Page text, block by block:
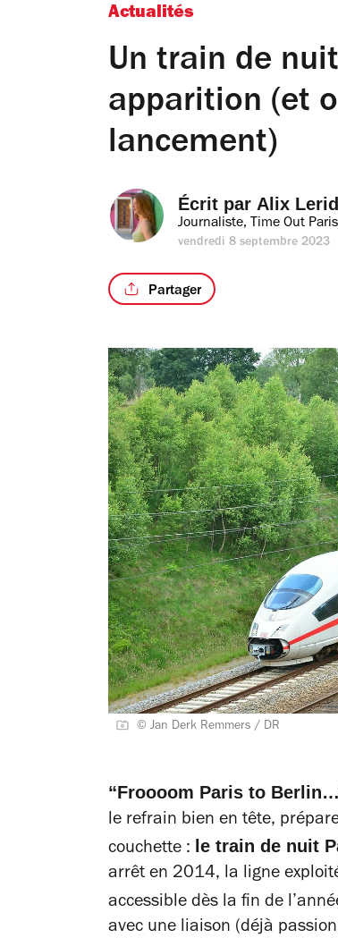
Actualités
Un train de
apparition (et
lancement)
Écrit par Alix
Journaliste, Time Out Paris
vendredi 8 septembre 2023
Partager
© Jan Derk Remmers / DR
“Froooom Paris to
le refrain bien en tête,
couchette : le train de nuit
arrêt en 2014, la ligne
accessible dès la fin de
avec une liaison (déjà